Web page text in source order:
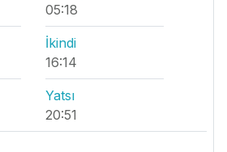
05:18
İkindi
16:14
Yatsı
20:51